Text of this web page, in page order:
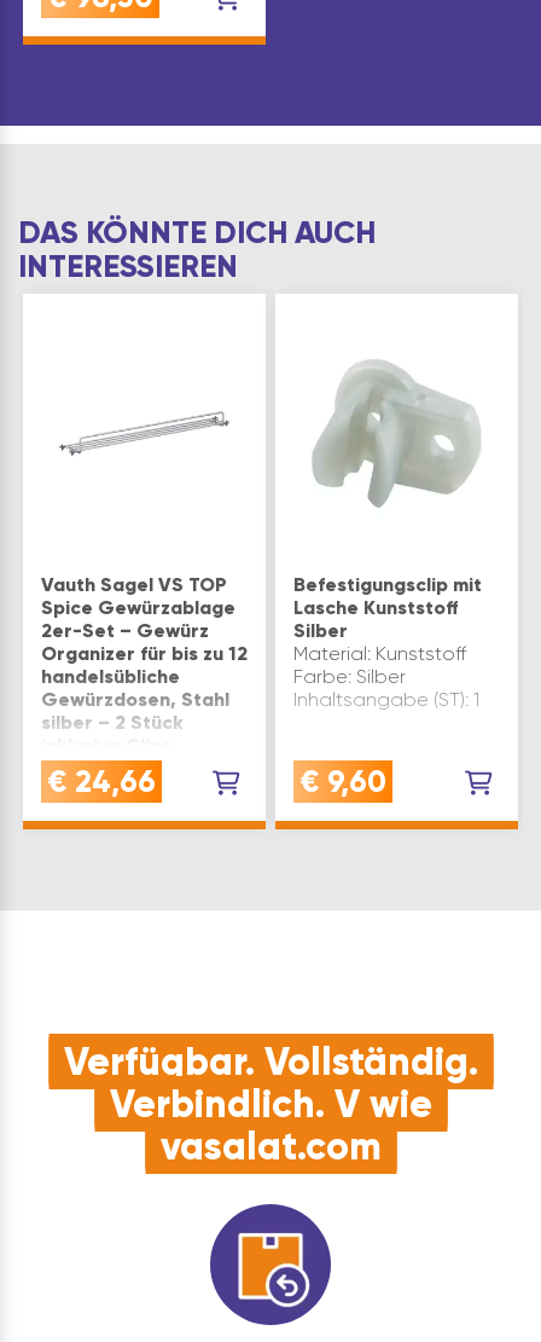
Universell einsetzbar,
aus Metall Individue…
DAS KÖNNTE DICH AUCH
INTERESSIEREN
Vauth Sagel VS TOP
Spice Gewürzablage
2er-Set – Gewürz
Organizer für bis zu 12
handelsübliche
Gewürzdosen, Stahl
silber – 2 Stück
GEWÜRZREGAL
PLATZSPAREND: dieser
€ 24,66
Befestigungsclip mit
Lasche Kunststoff
Silber
Material: Kunststoff
Farbe: Silber
Inhaltsangabe (ST): 1
€ 9,60
Verfügbar. Vollständig.
Verbindlich. V wie
vasalat.com